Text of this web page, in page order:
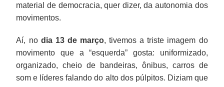
material de democracia, quer dizer, da autonomia dos
movimentos.
Aí, no dia 13 de março, tivemos a triste imagem do
movimento que a “esquerda” gosta: uniformizado,
organizado, cheio de bandeiras, ônibus, carros de
som e líderes falando do alto dos púlpitos. Diziam que